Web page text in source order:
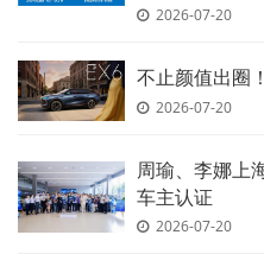
2026-07-20
不止颜值出圈
2026-07-20
周瑜、李娜上
车主认证
2026-07-20